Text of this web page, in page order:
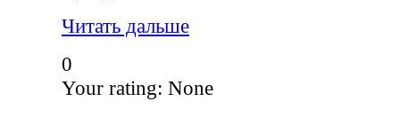
Читать дальше
0
Your rating: None